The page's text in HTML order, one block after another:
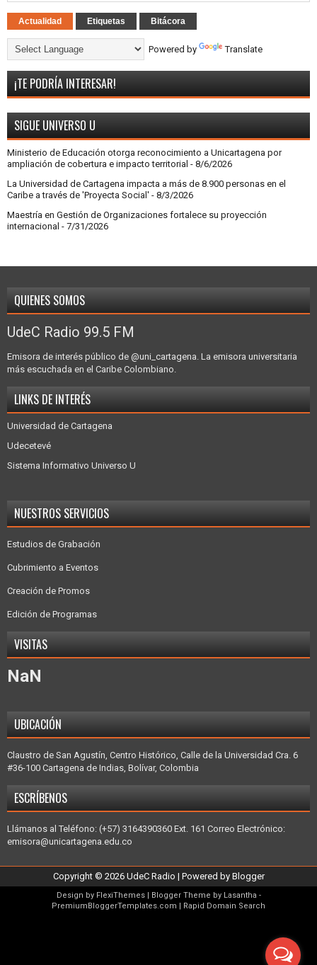
Actualidad Etiquetas Bitácora
Powered by Translate
¡TE PODRÍA INTERESAR!
SIGUE UNIVERSO U
Ministerio de Educación otorga reconocimiento a Unicartagena por
ampliación de cobertura e impacto territorial - 8/6/2026
La Universidad de Cartagena impacta a más de 8.900 personas en el
Caribe a través de 'Proyecta Social' - 8/3/2026
Maestría en Gestión de Organizaciones fortalece su proyección
internacional - 7/31/2026
QUIENES SOMOS
UdeC Radio 99.5 FM
Emisora de interés público de @uni_cartagena. La emisora universitaria
más escuchada en el Caribe Colombiano.
LINKS DE INTERÉS
Universidad de Cartagena
Udecetevé
Sistema Informativo Universo U
NUESTROS SERVICIOS
Estudios de Grabación
Cubrimiento a Eventos
Creación de Promos
Edición de Programas
VISITAS
NaN
UBICACIÓN
Claustro de San Agustín, Centro Histórico, Calle de la Universidad Cra. 6
#36-100 Cartagena de Indias, Bolívar, Colombia
ESCRÍBENOS
Llámanos al Teléfono: (+57) 3164390360 Ext. 161 Correo Electrónico:
emisora@unicartagena.edu.co
Copyright © 2026 UdeC Radio | Powered by Blogger
Design by FlexiThemes| Blogger Theme by Lasantha -
PremiumBloggerTemplates.com
Rapid Domain Search